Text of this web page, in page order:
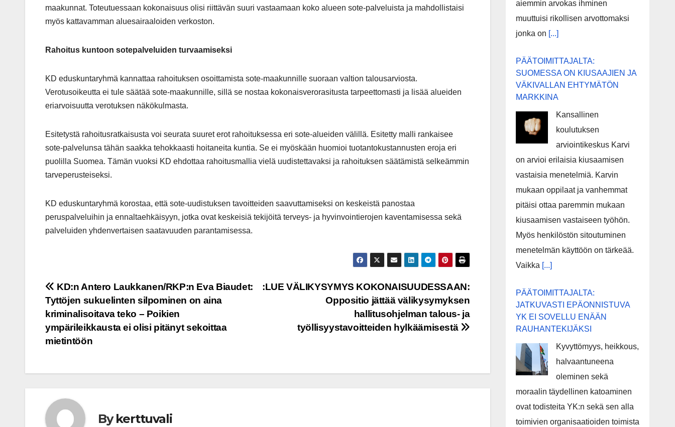
maakunnat. Toteutuessaan kokonaisuus olisi riittävän suuri vastaamaan koko alueen sote-palveluista ja mahdollistaisi
myös kattavamman aluesairaaloiden verkoston.
Rahoitus kuntoon sotepalveluiden turvaamiseksi
KD eduskuntaryhmä kannattaa rahoituksen osoittamista sote-maakunnille suoraan valtion talousarviosta.
Verotusoikeutta ei tule säätää sote-maakunnille, sillä se nostaa kokonaisverorasitusta tarpeettomasti ja lisää alueiden
eriarvoisuutta verotuksen näkökulmasta.
Esitetystä rahoitusratkaisusta voi seurata suuret erot rahoituksessa eri sote-alueiden välillä. Esitetty malli rankaisee
sote-palvelunsa tähän saakka tehokkaasti hoitaneita kuntia. Se ei myöskään huomioi tuotantokustannusten eroja eri
puolilla Suomea. Tämän vuoksi KD ehdottaa rahoitusmallia vielä uudistettavaksi ja rahoituksen säätämistä selkeämmin
tarveperusteiseksi.
KD eduskuntaryhmä korostaa, että sote-uudistuksen tavoitteiden saavuttamiseksi on keskeistä panostaa
peruspalveluihin ja ennaltaehkäisyyn, jotka ovat keskeisiä tekijöitä terveys- ja hyvinvointierojen kaventamisessa sekä
palveluiden yhdenvertaisen saatavuuden parantamisessa.
Post
navigation
:LUE VÄLIKYSYMYS KOKONAISUUDESSAAN:
Oppositio jättää välikysymyksen
hallitusohjelman talous- ja
työllisyystavoitteiden hylkäämisestä
KD:n Antero Laukkanen/RKP:n Eva Biaudet:
Tyttöjen sukuelinten silpominen on aina
kriminalisoitava teko – Poikien
ympärileikkausta ei olisi pitänyt sekoittaa
mietintöön
Bykerttuvali
aiemmin arvokas ihminen
muuttuisi rikollisen arvottomaksi
jonka on [...]
PÄÄTOIMITTAJALTA:
SUOMESSA ON KIUSAAJIEN JA
VÄKIVALLAN EHTYMÄTÖN
MARKKINA
Kansallinen
koulutuksen
arviointikeskus Karvi
on arvioi erilaisia kiusaamisen
vastaisia menetelmiä. Karvin
mukaan oppilaat ja vanhemmat
pitäisi ottaa paremmin mukaan
kiusaamisen vastaiseen työhön.
Myös henkilöstön sitoutuminen
menetelmän käyttöön on tärkeää.
Vaikka [...]
PÄÄTOIMITTAJALTA:
JATKUVASTI EPÄONNISTUVA
YK EI SOVELLU ENÄÄN
RAUHANTEKIJÄKSI
Kyvyttömyys, heikkous,
halvaantuneena
oleminen sekä
moraalin täydellinen katoaminen
ovat todisteita YK:n sekä sen alla
toimivien organisaatioiden toimista